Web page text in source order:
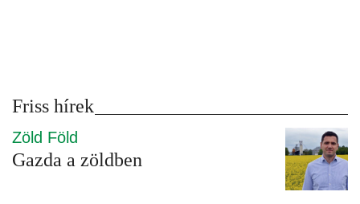
Friss hírek
Zöld Föld
Gazda a zöldben